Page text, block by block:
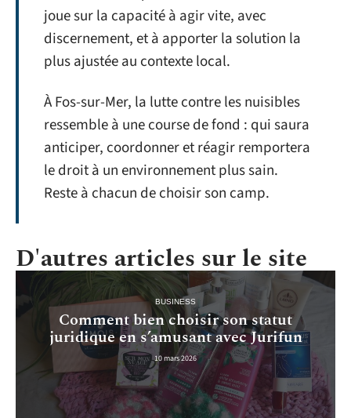
joue sur la capacité à agir vite, avec
discernement, et à apporter la solution la
plus ajustée au contexte local.
À Fos-sur-Mer, la lutte contre les nuisibles
ressemble à une course de fond : qui saura
anticiper, coordonner et réagir remportera
le droit à un environnement plus sain.
Reste à chacun de choisir son camp.
D'autres articles sur le site
BUSINESS
Comment bien choisir son statut
juridique en s’amusant avec Jurifun
10 mars 2026